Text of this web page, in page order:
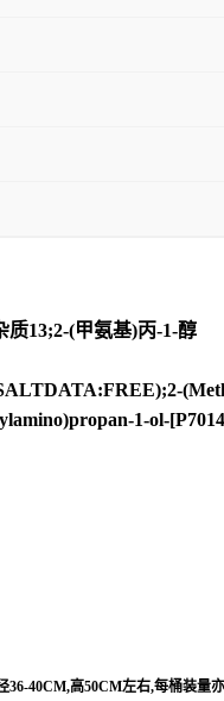
质13;2-(甲氨基)丙-1-醇
1-ol-
36-40CM,高50CM左右,每桶装量